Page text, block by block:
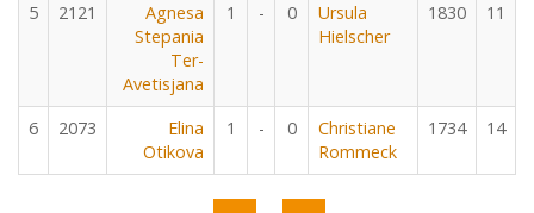
5 2121
Agnesa
Stepania
Ter-
Avetisjana
1 - 0
Ursula
Hielscher
1830 11
6 2073
Elina
Otikova
1 - 0
Christiane
Rommeck
1734 14